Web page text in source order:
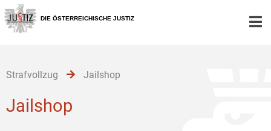
Zur
Hauptnavigation
[1]
Zum
Inhalt
[2]
Zum
Untermenü
[3]
DIE ÖSTERREICHISCHE JUSTIZ
Strafvollzug Jailshop
Jailshop